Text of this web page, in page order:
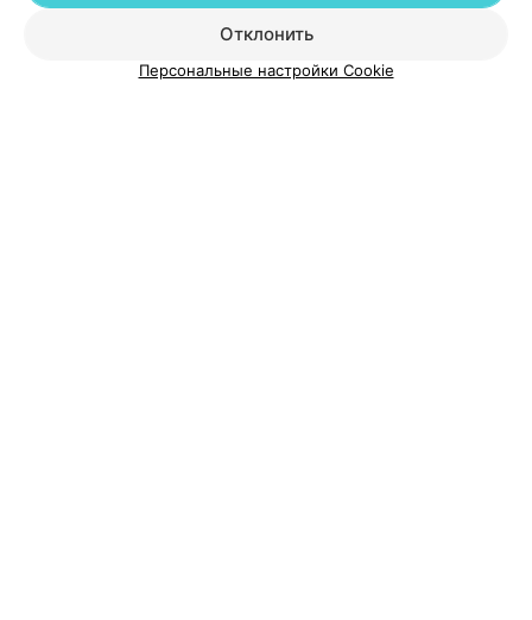
Отклонить
Персональные настройки Cookie